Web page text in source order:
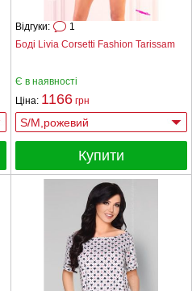
Боді Livia Corsetti Fashion Tarissam
Відгуки: 1
Є в наявності
Ціна: 1166 грн
Купити